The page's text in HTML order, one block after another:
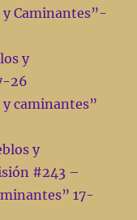
y Caminantes”-
y
26
y caminantes”
y
#243 –
17-